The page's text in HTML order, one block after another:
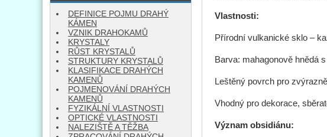
Vlastnosti:
Přírodní vulkanické sklo –
Barva: mahagonově hnědá
Leštěný povrch pro
Vhodný pro dekorace,
Význam obsidiánu:
DEFINICE POJMU DRAHÝ
KÁMEN
VZNIK DRAHOKAMŮ
KRYSTALY
RŮST KRYSTALŮ
STRUKTURY KRYSTALŮ
KLASIFIKACE DRAHÝCH
KAMENŮ
POJMENOVÁNÍ DRAHÝCH
KAMENŮ
FYZIKÁLNÍ VLASTNOSTI
OPTICKÉ VLASTNOSTI
NALEZIŠTĚ A TĚŽBA